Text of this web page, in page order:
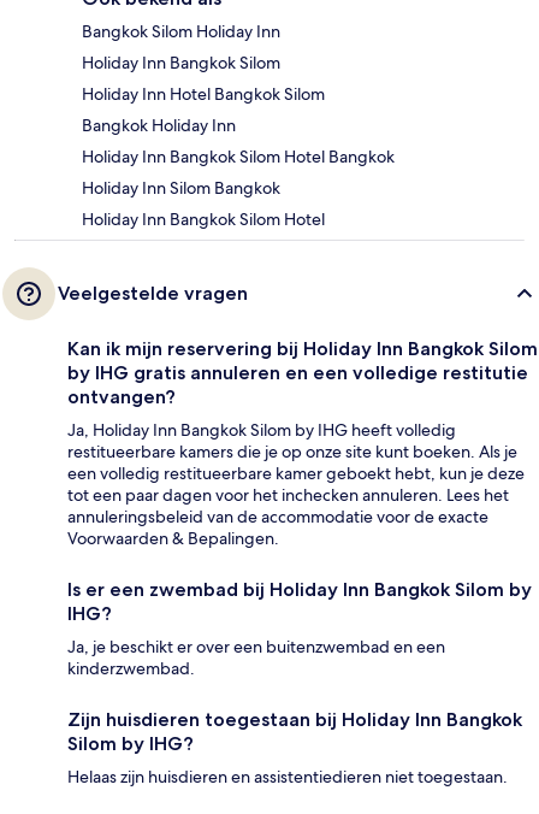
Bangkok Silom Holiday Inn
Holiday Inn Bangkok Silom
Holiday Inn Hotel Bangkok Silom
Bangkok Holiday Inn
Holiday Inn Bangkok Silom Hotel Bangkok
Holiday Inn Silom Bangkok
Holiday Inn Bangkok Silom Hotel
Veelgestelde vragen
Kan ik mijn reservering bij Holiday Inn Bangkok Silom
by IHG gratis annuleren en een volledige restitutie
ontvangen?
Ja, Holiday Inn Bangkok Silom by IHG heeft volledig
restitueerbare kamers die je op onze site kunt boeken. Als je
een volledig restitueerbare kamer geboekt hebt, kun je deze
tot een paar dagen voor het inchecken annuleren. Lees het
annuleringsbeleid van de accommodatie voor de exacte
Voorwaarden & Bepalingen.
Is er een zwembad bij Holiday Inn Bangkok Silom by
IHG?
Ja, je beschikt er over een buitenzwembad en een
kinderzwembad.
Zijn huisdieren toegestaan bij Holiday Inn Bangkok
Silom by IHG?
Helaas zijn huisdieren en assistentiedieren niet toegestaan.